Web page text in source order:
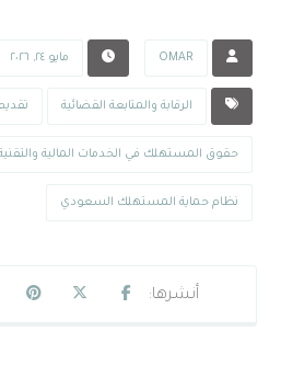
OMAR مايو ٢٤, ٢٠٢٦
الرقابة والمتابعة القضائية
حقوق المستهلك في الخدمات المالية
نظام حماية المستهلك السعودي